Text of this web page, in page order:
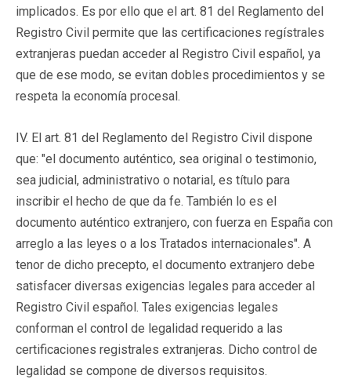
implicados. Es por ello que el art. 81 del Reglamento del
Registro Civil permite que las certificaciones regístrales
extranjeras puedan acceder al Registro Civil español, ya
que de ese modo, se evitan dobles procedimientos y se
respeta la economía procesal.
IV. El art. 81 del Reglamento del Registro Civil dispone
que: "el documento auténtico, sea original o testimonio,
sea judicial, administrativo o notarial, es título para
inscribir el hecho de que da fe. También lo es el
documento auténtico extranjero, con fuerza en España con
arreglo a las leyes o a los Tratados internacionales". A
tenor de dicho precepto, el documento extranjero debe
satisfacer diversas exigencias legales para acceder al
Registro Civil español. Tales exigencias legales
conforman el control de legalidad requerido a las
certificaciones registrales extranjeras. Dicho control de
legalidad se compone de diversos requisitos.